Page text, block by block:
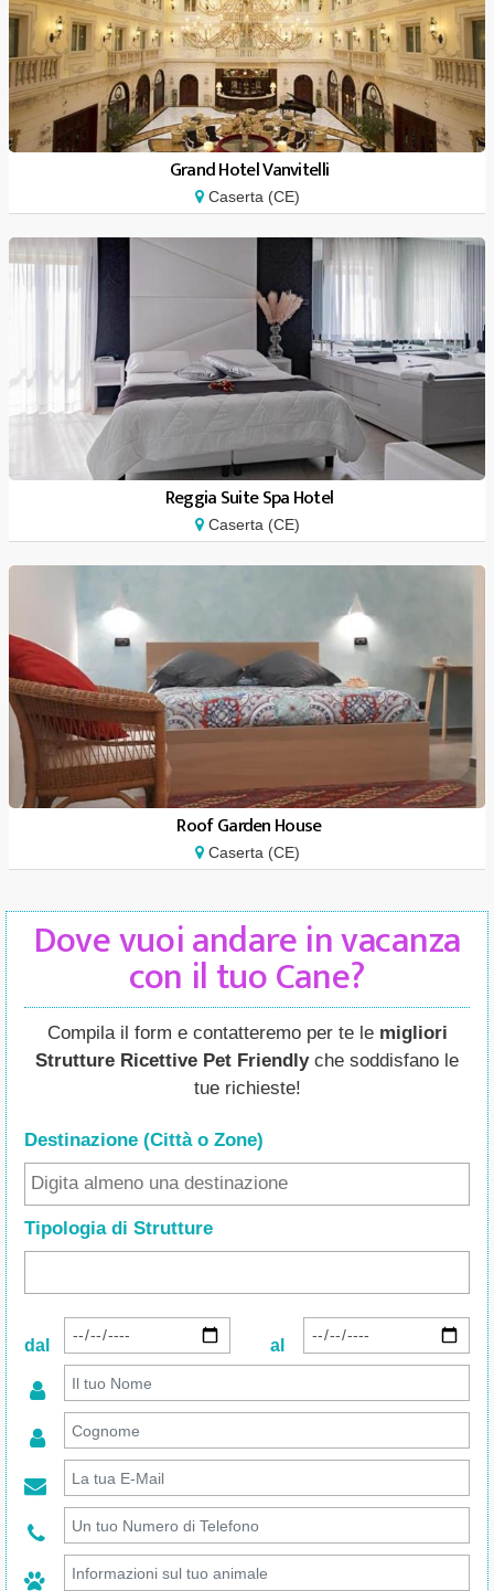
Grand Hotel Vanvitelli
Caserta (CE)
Reggia Suite Spa Hotel
Caserta (CE)
Roof Garden House
Caserta (CE)
Dove vuoi andare in vacanza
con il tuo Cane?
Compila il form e contatteremo per te le migliori
Strutture Ricettive Pet Friendlyche soddisfano le
tue richieste!
Destinazione (Città o Zone)
Tipologia di Strutture
dal al